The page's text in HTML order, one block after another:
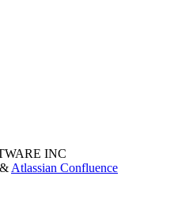
INC
& Atlassian Confluence